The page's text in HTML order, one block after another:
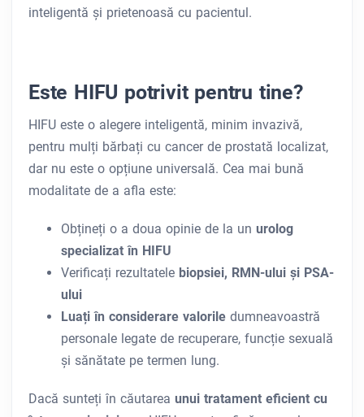
inteligentă și prietenoasă cu pacientul.
Este HIFU potrivit pentru tine?
HIFU este o alegere inteligentă, minim invazivă,
pentru mulți bărbați cu cancer de prostată localizat,
dar nu este o opțiune universală. Cea mai bună
modalitate de a afla este:
Obțineți o a doua opinie de la un urolog
specializat în HIFU
Verificați rezultatele biopsiei, RMN-ului și PSA-
ului
Luați în considerare valorile dumneavoastră
personale legate de recuperare, funcție sexuală
și sănătate pe termen lung.
Dacă sunteți în căutarea unui tratament eficient cu